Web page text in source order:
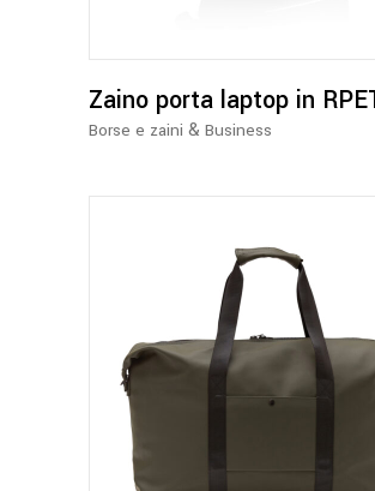
Zaino porta laptop in
Borse e zaini & Business
Questo